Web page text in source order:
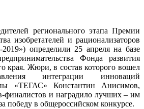
регионального этапа Премии
изобретателей и рационализаторов
определили 25 апреля на базе
Фонда развития
края. Жюри, в состав которого вошел
интеграции инноваций
«ТЕГАС» Константин Анисимов,
финалистов и наградило лучших – им
победу в общероссийском конкурсе.